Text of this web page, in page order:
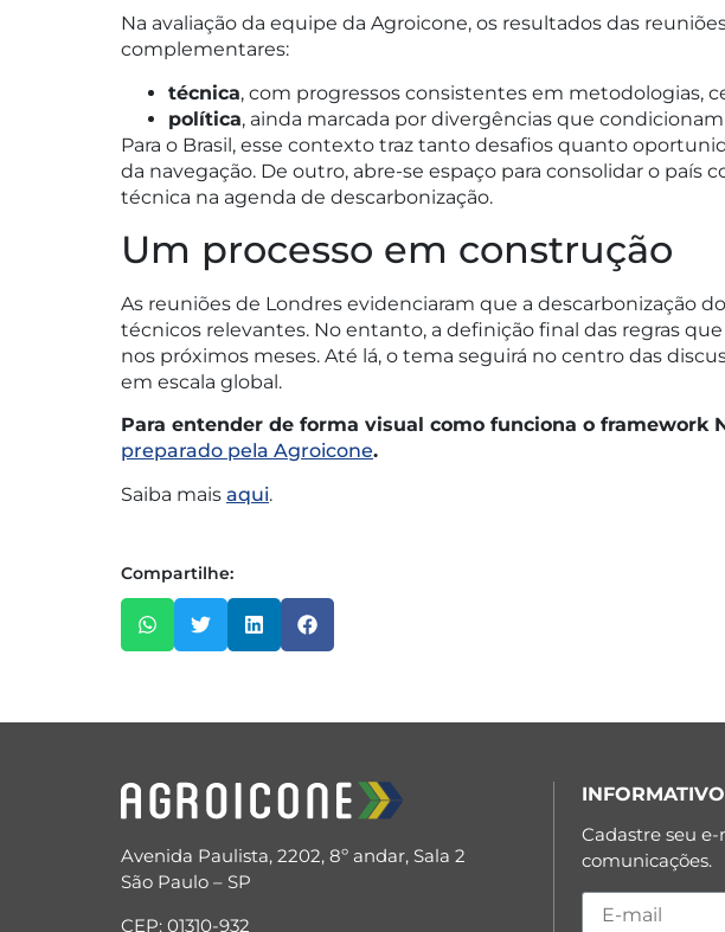
Na avaliação da equipe da Agroicone, os resultados das
complementares:
técnica, com progressos consistentes em metodologias,
política, ainda marcada por divergências que
Para o Brasil, esse contexto traz tanto desafios quanto
da navegação. De outro, abre-se espaço para consolidar o
técnica na agenda de descarbonização.
Um processo em construção
As reuniões de Londres evidenciaram que a descarbonização
técnicos relevantes. No entanto, a definição final das regras
nos próximos meses. Até lá, o tema seguirá no centro das
em escala global.
Para entender de forma visual como funciona o framework
preparado pela Agroicone.
Saiba mais aqui.
Compartilhe:
Avenida Paulista, 2202, 8º andar, Sala 2
São Paulo – SP
CEP: 01310-932
Cadastre seu
comunicações.